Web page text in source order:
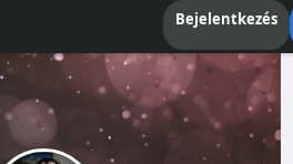
Bejelentkezés